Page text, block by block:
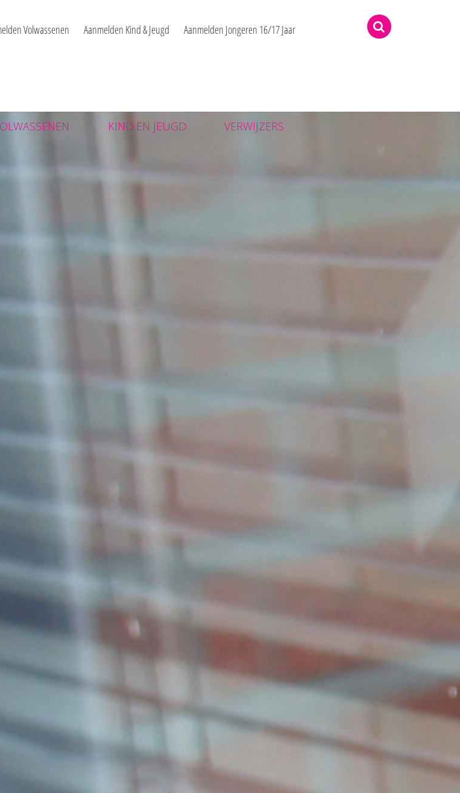
- pvpdeurne
Volwassenen Aanmelden Kind & Jeugd Aanmelden Jongeren 16/17 Jaar
KIND EN JEUGD VERWIJZERS